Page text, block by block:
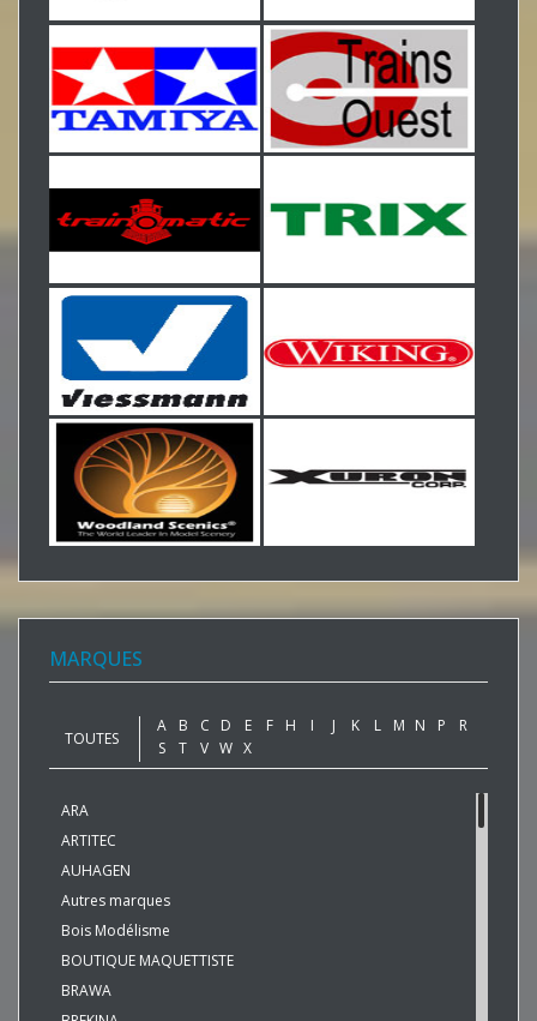
MARQUES
TOUTES
A B C D E F H I J K L M N P
R
S
T V W X
ARA
ARTITEC
AUHAGEN
Autres marques
Bois Modélisme
BOUTIQUE MAQUETTISTE
BRAWA